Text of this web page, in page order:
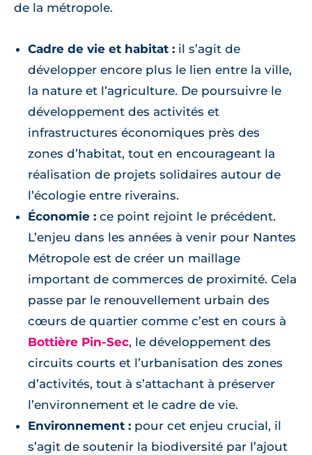
de la métropole.
Cadre de vie et habitat : il s’agit de
développer encore plus le lien entre la ville,
la nature et l’agriculture. De poursuivre le
développement des activités et
infrastructures économiques près des
zones d’habitat, tout en encourageant la
réalisation de projets solidaires autour de
l’écologie entre riverains.
Économie : ce point rejoint le précédent.
L’enjeu dans les années à venir pour Nantes
Métropole est de créer un maillage
important de commerces de proximité. Cela
passe par le renouvellement urbain des
cœurs de quartier comme c’est en cours à
Bottière Pin-Sec, le développement des
circuits courts et l’urbanisation des zones
d’activités, tout à s’attachant à préserver
l’environnement et le cadre de vie.
Environnement : pour cet enjeu crucial, il
s’agit de soutenir la biodiversité par l’ajout